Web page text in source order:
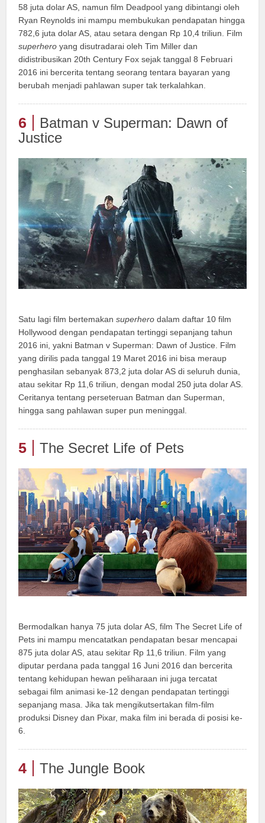
58 juta dolar AS, namun film Deadpool yang dibintangi oleh
Ryan Reynolds ini mampu membukukan pendapatan hingga
782,6 juta dolar AS, atau setara dengan Rp 10,4 triliun. Film
superhero yang disutradarai oleh Tim Miller dan
didistribusikan 20th Century Fox sejak tanggal 8 Februari
2016 ini bercerita tentang seorang tentara bayaran yang
berubah menjadi pahlawan super tak terkalahkan.
6
Batman v Superman: Dawn of
Justice
Satu lagi film bertemakansuperhero dalam daftar 10 film
Hollywood dengan pendapatan tertinggi sepanjang tahun
2016 ini, yakni Batman v Superman: Dawn of Justice. Film
yang dirilis pada tanggal 19 Maret 2016 ini bisa meraup
penghasilan sebanyak 873,2 juta dolar AS di seluruh dunia,
atau sekitar Rp 11,6 triliun, dengan modal 250 juta dolar AS.
Ceritanya tentang perseteruan Batman dan Superman,
hingga sang pahlawan super pun meninggal.
5 The Secret Life of Pets
Bermodalkan hanya 75 juta dolar AS, film The Secret Life of
Pets ini mampu mencatatkan pendapatan besar mencapai
875 juta dolar AS, atau sekitar Rp 11,6 triliun. Film yang
diputar perdana pada tanggal 16 Juni 2016 dan bercerita
tentang kehidupan hewan peliharaan ini juga tercatat
sebagai film animasi ke-12 dengan pendapatan tertinggi
sepanjang masa. Jika tak mengikutsertakan film-film
produksi Disney dan Pixar, maka film ini berada di posisi ke-
6.
4 The Jungle Book